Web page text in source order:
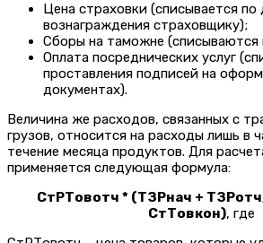
Цена страховки (списывается
вознаграждения страховщику);
Сборы на таможне (списываются
Оплата посреднических услуг
проставления подписей на
документах).
Величина же расходов, связанных с
грузов, относится на расходы лишь в
течение месяца продуктов. Для
применяется следующая формула:
СтРТовотч * (ТЗРнач +
СтТовкон), где